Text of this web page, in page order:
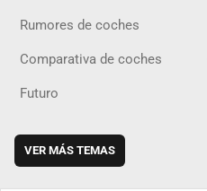
Rumores de coches
Comparativa de coches
Futuro
VER MÁS TEMAS